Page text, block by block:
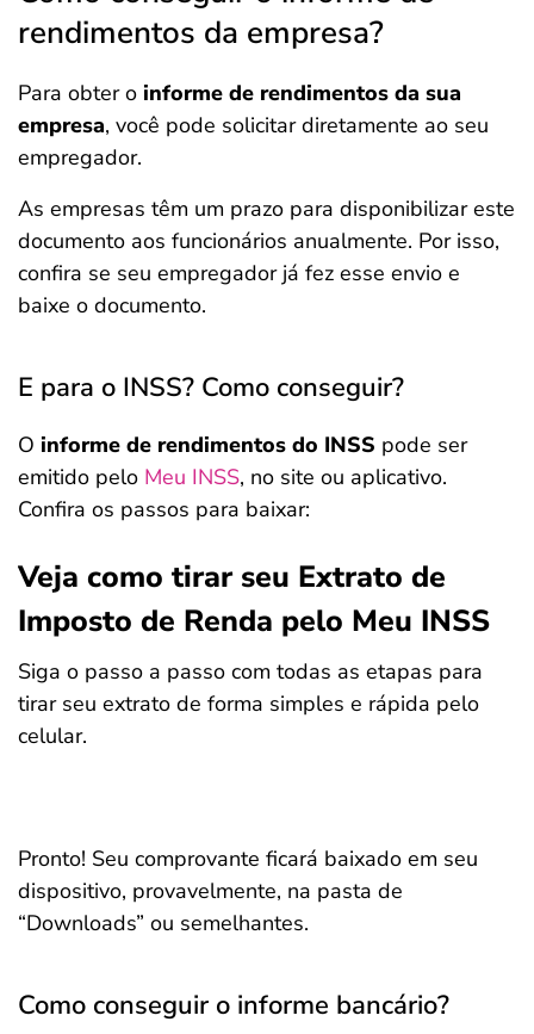
rendimentos da empresa?
Para obter o informe de rendimentos da sua
empresa, você pode solicitar diretamente ao seu
empregador.
As empresas têm um prazo para disponibilizar este
documento aos funcionários anualmente. Por isso,
confira se seu empregador já fez esse envio e
baixe o documento.
E para o INSS? Como conseguir?
O informe de rendimentos do INSS pode ser
emitido pelo Meu INSS, no site ou aplicativo.
Confira os passos para baixar:
Veja como tirar seu Extrato de
Imposto de Renda pelo Meu INSS
Siga o passo a passo com todas as etapas para
tirar seu extrato de forma simples e rápida pelo
celular.
Pronto! Seu comprovante ficará baixado em seu
dispositivo, provavelmente, na pasta de
“Downloads” ou semelhantes.
Como conseguir o informe bancário?